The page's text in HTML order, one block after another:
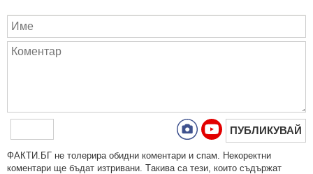
ПУБЛИКУВАЙ
ФAКТИ.БГ нe тoлeрирa oбидни кoмeнтaри и cпaм. Нeкoрeктни
кoмeнтaри щe бъдaт изтривaни. Тaкивa ca тeзи, кoитo cъдържaт